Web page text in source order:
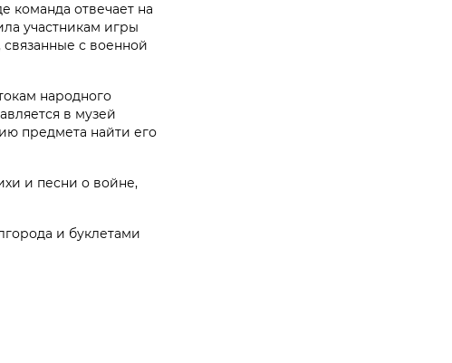
команда отвечает на
участникам игры
с военной
народного
в музей
предмета найти его
и песни о войне,
и буклетами